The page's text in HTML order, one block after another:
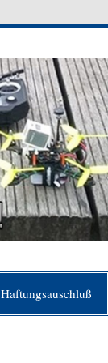
Haftungsauschluß